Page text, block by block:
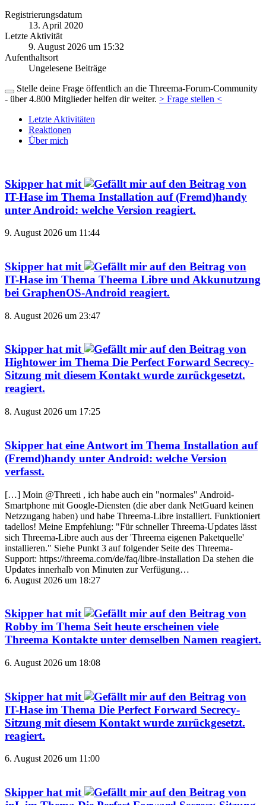
Registrierungsdatum
13. April 2020
Letzte Aktivität
9. August 2026 um 15:32
Aufenthaltsort
Ungelesene Beiträge
Stelle deine Frage öffentlich an die Threema-Forum-Community
- über 4.800 Mitglieder helfen dir weiter. > Frage stellen <
Letzte Aktivitäten
Reaktionen
Über mich
Skipper hat mit
auf den Beitrag von
IT-Hase im Thema Installation auf (Fremd)handy
unter Android: welche Version reagiert.
9. August 2026 um 11:44
Skipper hat mit
auf den Beitrag von
IT-Hase im Thema Theema Libre und Akkunutzung
bei GraphenOS-Android reagiert.
8. August 2026 um 23:47
Skipper hat mit
auf den Beitrag von
Hightower im Thema Die Perfect Forward Secrecy-
Sitzung mit diesem Kontakt wurde zurückgesetzt.
reagiert.
8. August 2026 um 17:25
Skipper hat eine Antwort im Thema Installation auf
(Fremd)handy unter Android: welche Version
verfasst.
[…] Moin @Threeti , ich habe auch ein "normales" Android-
Smartphone mit Google-Diensten (die aber dank NetGuard keinen
Netzzugang haben) und habe Threema-Libre installiert. Funktioniert
tadellos! Meine Empfehlung: "Für schneller Threema-Updates lässt
sich Threema-Libre auch aus der 'Threema eigenen Paketquelle'
installieren." Siehe Punkt 3 auf folgender Seite des Threema-
Support: https://threema.com/de/faq/libre-installation Da stehen die
Updates innerhalb von Minuten zur Verfügung…
6. August 2026 um 18:27
Skipper hat mit
auf den Beitrag von
Robby im Thema Seit heute erscheinen viele
Threema Kontakte unter demselben Namen reagiert.
6. August 2026 um 18:08
Skipper hat mit
auf den Beitrag von
IT-Hase im Thema Die Perfect Forward Secrecy-
Sitzung mit diesem Kontakt wurde zurückgesetzt.
reagiert.
6. August 2026 um 11:00
Skipper hat mit
auf den Beitrag von